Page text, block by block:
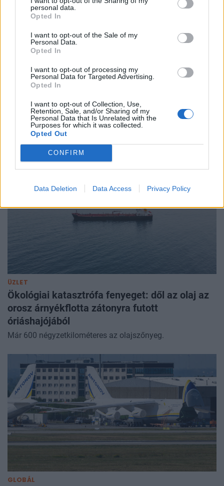
personal data.
Opted In
I want to opt-out of the Sale of my
Personal Data.
Opted In
I want to opt-out of processing my
Personal Data for Targeted Advertising.
Opted In
I want to opt-out of Collection, Use,
Retention, Sale, and/or Sharing of my
Personal Data that Is Unrelated with the
Purposes for which it was collected.
Opted Out
CONFIRM
Data Deletion Data Access Privacy Policy
Két részletben érkezik az iskolakezdési
támogatás
400 ezer gyermek jogosult rá.
ÜZLET
Ökológiai katasztrófa fenyeget: dől az olaj az
orosz árnyékflotta zátonyra futott
óriáshajójából
Már 600 négyzetkilométeres az olajszőnyeg.
GLOBÁL